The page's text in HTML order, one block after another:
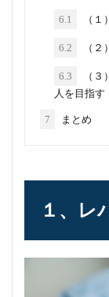
6.1 （１
6.2 （２
6.3
（３
人を目指す
7 まとめ
１、レ